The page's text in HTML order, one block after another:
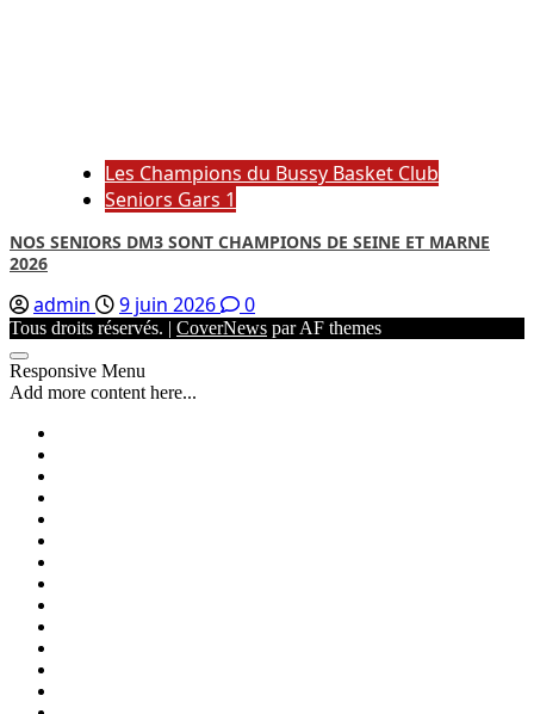
Les Champions du Bussy Basket Club
Seniors Gars 1
NOS SENIORS DM3 SONT CHAMPIONS DE SEINE ET MARNE
2026
admin 9 juin 2026 0
Tous droits réservés. | CoverNews par AF themes
Responsive Menu
Add more content here...